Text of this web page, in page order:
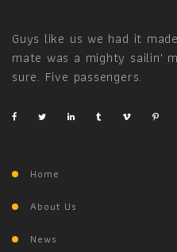
Guys like us we had it
mate was a mighty sailin'
sure. Five passengers.
Home
About Us
News